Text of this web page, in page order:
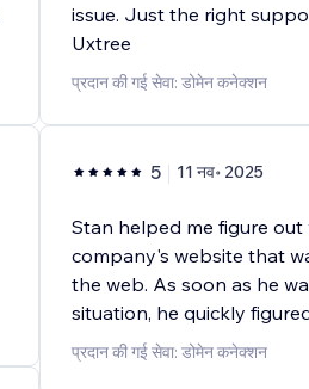
issue. Just the right
Uxtree
प्रदान की गई सेवा: डोमेन कनेक्शन
5 11 नव॰ 2025
Stan helped me figure
company's website that
the web. As soon as he
situation, he quickly
प्रदान की गई सेवा: डोमेन कनेक्शन